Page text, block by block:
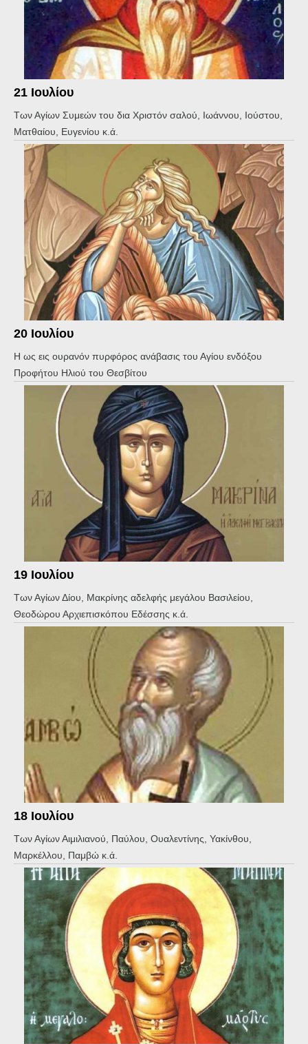
21 Ιουλίου
Των Αγίων Συμεών του δια Χριστόν σαλού, Ιωάννου, Ιούστου,
Ματθαίου, Ευγενίου κ.ά.
20 Ιουλίου
Η ως εις ουρανόν πυρφόρος ανάβασις του Αγίου ενδόξου
Προφήτου Ηλιού του Θεσβίτου
19 Ιουλίου
Των Αγίων Δίου, Μακρίνης αδελφής μεγάλου Βασιλείου,
Θεοδώρου Αρχιεπισκόπου Εδέσσης κ.ά.
18 Ιουλίου
Των Αγίων Αιμιλιανού, Παύλου, Ουαλεντίνης, Υακίνθου,
Μαρκέλλου, Παμβώ κ.ά.